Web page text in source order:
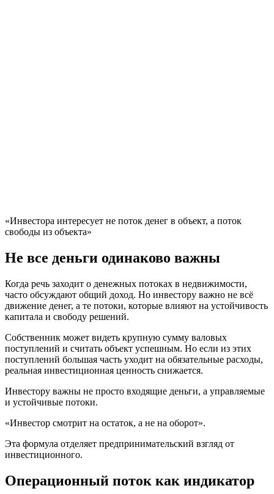
«Инвестора интересует не поток денег в объект, а поток
свободы из объекта»
Не все деньги одинаково важны
Когда речь заходит о денежных потоках в недвижимости,
часто обсуждают общий доход. Но инвестору важно не всё
движение денег, а те потоки, которые влияют на устойчивость
капитала и свободу решений.
Собственник может видеть крупную сумму валовых
поступлений и считать объект успешным. Но если из этих
поступлений большая часть уходит на обязательные расходы,
реальная инвестиционная ценность снижается.
Инвестору важны не просто входящие деньги, а управляемые
и устойчивые потоки.
«Инвестор смотрит на остаток, а не на оборот».
Эта формула отделяет предпринимательский взгляд от
инвестиционного.
Операционный поток как индикатор